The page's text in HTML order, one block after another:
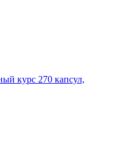
курс 270 капсул,